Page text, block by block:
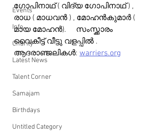
Events
Info
Charity
Latest News
Talent Corner
Samajam
Birthdays
Untitled Category
ഗോപിനാഥ് ( വിദ്യ ഗോപിനാഥ് ) ,
രാധ ( മാധവൻ ) , മോഹൻകുമാർ (
മായ മോഹൻ).     സംസ്ക്കാരം
വൈകീട്ട് വീട്ടു വളപ്പിൽ .
ആദരാഞ്ജലികൾ: warriers.org